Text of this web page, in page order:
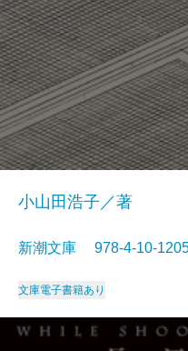
小山田浩子／著
新潮文庫 978-4-10-
文庫電子書籍あり